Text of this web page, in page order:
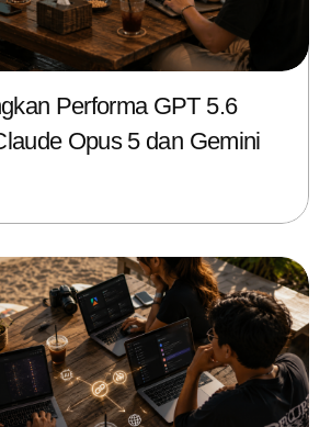
Performa GPT 5.6
Opus 5 dan Gemini